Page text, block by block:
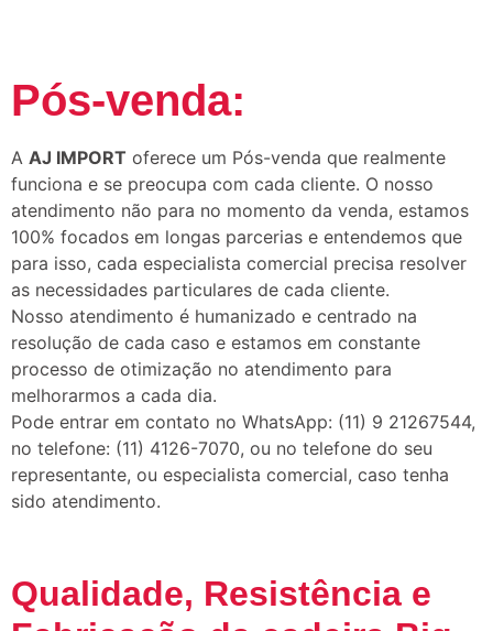
Pós-venda:
A AJ IMPORT oferece um Pós-venda que realmente
funciona e se preocupa com cada cliente. O nosso
atendimento não para no momento da venda, estamos
100% focados em longas parcerias e entendemos que
para isso, cada especialista comercial precisa resolver
as necessidades particulares de cada cliente.
Nosso atendimento é humanizado e centrado na
resolução de cada caso e estamos em constante
processo de otimização no atendimento para
melhorarmos a cada dia.
Pode entrar em contato no WhatsApp: (11) 9 21267544,
no telefone: (11) 4126-7070, ou no telefone do seu
representante, ou especialista comercial, caso tenha
sido atendimento.
Qualidade, Resistência e